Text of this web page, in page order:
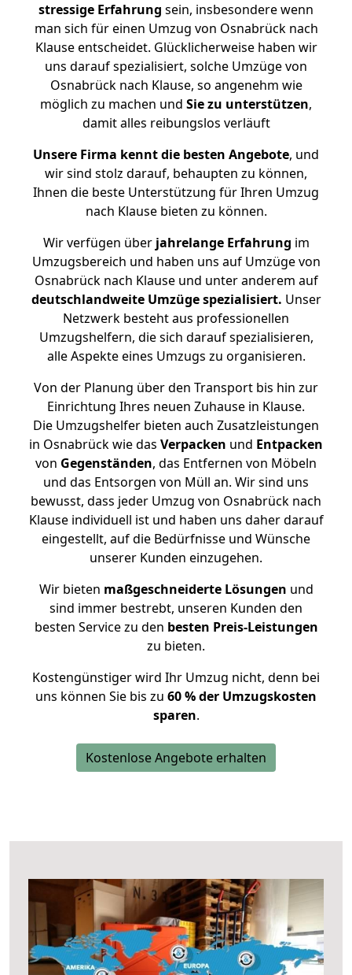
stressige Erfahrung sein, insbesondere wenn
man sich für einen Umzug von Osnabrück nach
Klause entscheidet. Glücklicherweise haben wir
uns darauf spezialisiert, solche Umzüge von
Osnabrück nach Klause, so angenehm wie
möglich zu machen und Sie zu unterstützen,
damit alles reibungslos verläuft
Unsere Firma kennt die besten Angebote, und
wir sind stolz darauf, behaupten zu können,
Ihnen die beste Unterstützung für Ihren Umzug
nach Klause bieten zu können.
Wir verfügen überjahrelange Erfahrung im
Umzugsbereich und haben uns auf Umzüge von
Osnabrück nach Klause und unter anderem auf
deutschlandweite Umzüge spezialisiert. Unser
Netzwerk besteht aus professionellen
Umzugshelfern, die sich darauf spezialisieren,
alle Aspekte eines Umzugs zu organisieren.
Von der Planung über den Transport bis hin zur
Einrichtung Ihres neuen Zuhause in Klause.
Die Umzugshelfer bieten auch Zusatzleistungen
in Osnabrück wie das Verpacken und Entpacken
von Gegenständen, das Entfernen von Möbeln
und das Entsorgen von Müll an. Wir sind uns
bewusst, dass jeder Umzug von Osnabrück nach
Klause individuell ist und haben uns daher darauf
eingestellt, auf die Bedürfnisse und Wünsche
unserer Kunden einzugehen.
Wir bieten maßgeschneiderte Lösungen und
sind immer bestrebt, unseren Kunden den
besten Service zu den besten Preis-Leistungen
zu bieten.
Kostengünstiger wird Ihr Umzug nicht, denn bei
uns können Sie bis zu 60 % der Umzugskosten
sparen.
Kostenlose Angebote erhalten